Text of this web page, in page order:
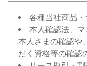
各種当社商品
本人確認法、
本人さまの確認や
だく資格等の確認